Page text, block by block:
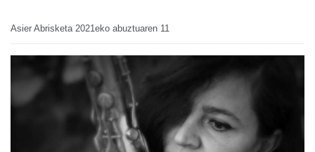
Asier Abrisketa 2021eko abuztuaren 11